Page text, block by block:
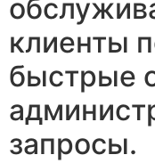
клиенты
быстрые
запросы.